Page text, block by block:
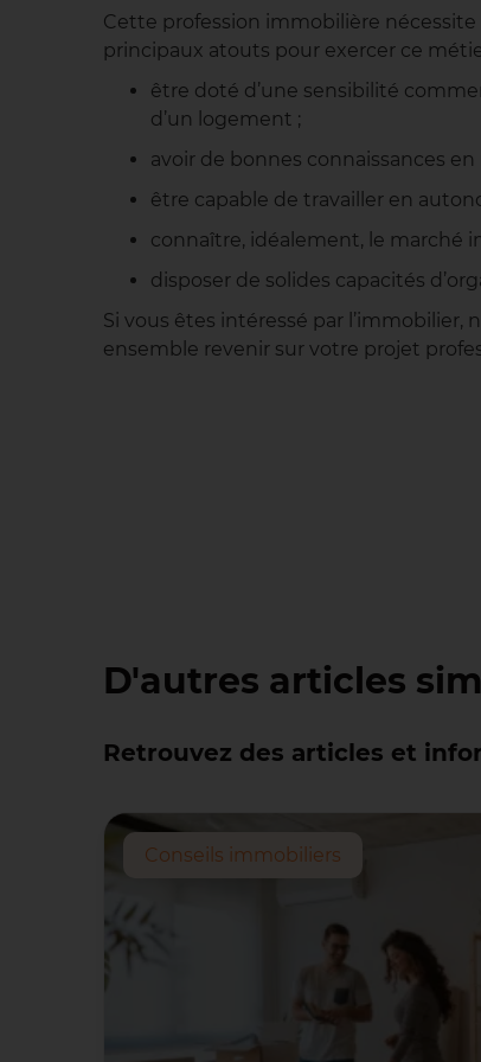
Cette profession immobilière
principaux atouts pour exercer ce
être doté d’une sensibilité
d’un logement ;
avoir de bonnes connaissances
être capable de travailler en
connaître, idéalement, le marché
disposer de solides capacités
Si vous êtes intéressé par
ensemble revenir sur votre projet
D'autres articles
Retrouvez des articles et
Conseils immobiliers